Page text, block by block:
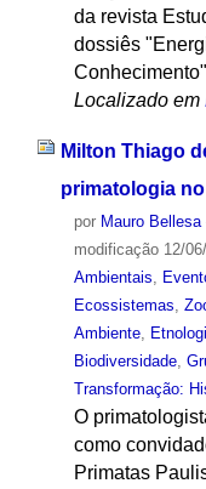
da revista
dossiês
Localizado em
Milton Thiago
primatologia no
por Mauro Bellesa
modificação12/
Ambientais,
Ecossistemas,
Ambiente,
Biodiversidade,
Transformação:
O
como
Primatas